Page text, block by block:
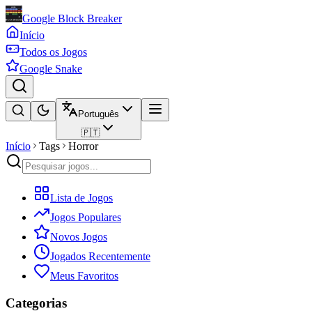
Google Block Breaker
Início
Todos os Jogos
Google Snake
Português
🇵🇹
Início Tags Horror
Lista de Jogos
Jogos Populares
Novos Jogos
Jogados Recentemente
Meus Favoritos
Categorias